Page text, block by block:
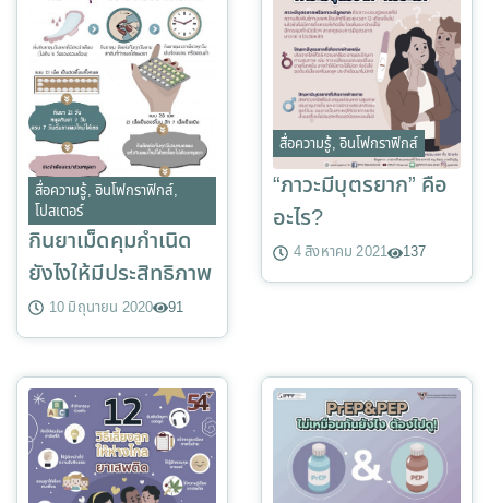
สื่อความรู้, อินโฟกราฟิกส์,
โปสเตอร์
กินยาเม็ดคุมกำเนิด
ยังไงให้มีประสิทธิภาพ
10 มิถุนายน 2020 91
สื่อความรู้, อินโฟกราฟิกส์
“ภาวะมีบุตรยาก” คือ
อะไร?
4 สิงหาคม 2021 137